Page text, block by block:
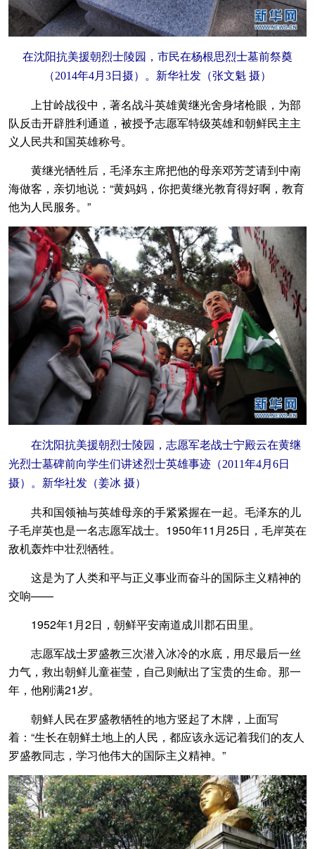
在沈阳抗美援朝烈士陵园，市民在杨根思烈士墓前祭奠
（2014年4月3日摄）。新华社发（张文魁 摄）
上甘岭战役中，著名战斗英雄黄继光舍身堵枪眼，为部
队反击开辟胜利通道，被授予志愿军特级英雄和朝鲜民主主
义人民共和国英雄称号。
黄继光牺牲后，毛泽东主席把他的母亲邓芳芝请到中南
海做客，亲切地说：“黄妈妈，你把黄继光教育得好啊，教育
他为人民服务。”
在沈阳抗美援朝烈士陵园，志愿军老战士宁殿云在黄继
光烈士墓碑前向学生们讲述烈士英雄事迹（2011年4月6日
摄）。新华社发（姜冰 摄）
共和国领袖与英雄母亲的手紧紧握在一起。毛泽东的儿
子毛岸英也是一名志愿军战士。1950年11月25日，毛岸英在
敌机轰炸中壮烈牺牲。
这是为了人类和平与正义事业而奋斗的国际主义精神的
交响——
1952年1月2日，朝鲜平安南道成川郡石田里。
志愿军战士罗盛教三次潜入冰冷的水底，用尽最后一丝
力气，救出朝鲜儿童崔莹，自己则献出了宝贵的生命。那一
年，他刚满21岁。
朝鲜人民在罗盛教牺牲的地方竖起了木牌，上面写
着：“生长在朝鲜土地上的人民，都应该永远记着我们的友人
罗盛教同志，学习他伟大的国际主义精神。”